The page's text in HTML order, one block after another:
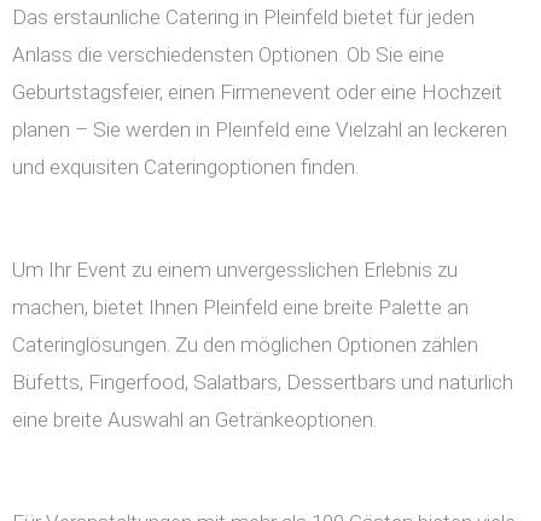
Das erstaunliche Catering in Pleinfeld bietet für jeden
Anlass die verschiedensten Optionen. Ob Sie eine
Geburtstagsfeier, einen Firmenevent oder eine Hochzeit
planen – Sie werden in Pleinfeld eine Vielzahl an leckeren
und exquisiten Cateringoptionen finden.
Um Ihr Event zu einem unvergesslichen Erlebnis zu
machen, bietet Ihnen Pleinfeld eine breite Palette an
Cateringlösungen. Zu den möglichen Optionen zählen
Büfetts, Fingerfood, Salatbars, Dessertbars und natürlich
eine breite Auswahl an Getränkeoptionen.